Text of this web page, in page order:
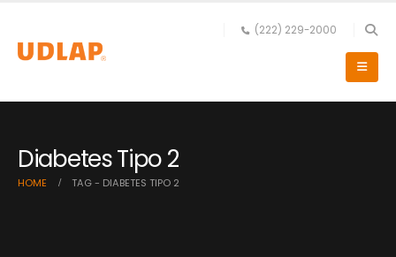
(222) 229-2000
Diabetes Tipo 2
HOME TAG - DIABETES TIPO 2